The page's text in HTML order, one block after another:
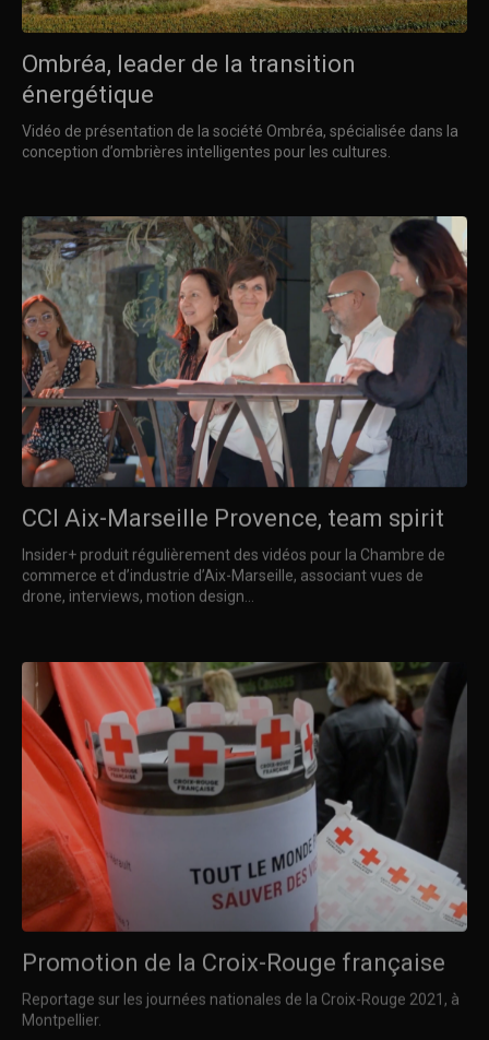
Ombréa, leader de la transition
énergétique
Vidéo de présentation de la société Ombréa, spécialisée dans la
conception d’ombrières intelligentes pour les cultures.
CCI Aix-Marseille Provence, team spirit
Insider+ produit régulièrement des vidéos pour la Chambre de
commerce et d’industrie d’Aix-Marseille, associant vues de
drone, interviews, motion design…
Promotion de la Croix-Rouge française
Montpellier.